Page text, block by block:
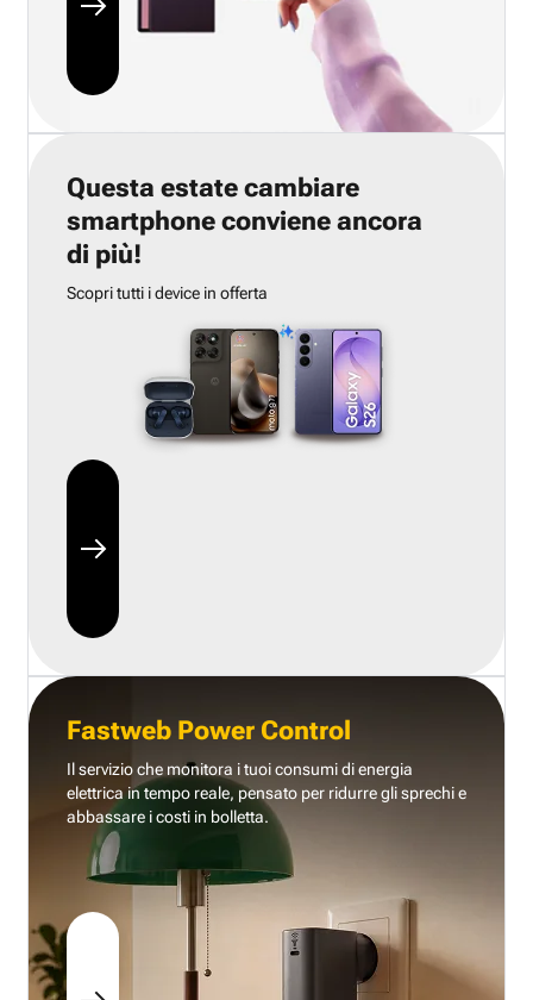
Questa estate cambiare
smartphone conviene ancora
di più!
Scopri tutti i device in offerta
Fastweb Power Control
Il servizio che monitora i tuoi consumi di energia
elettrica in tempo reale, pensato per ridurre gli sprechi e
abbassare i costi in bolletta.